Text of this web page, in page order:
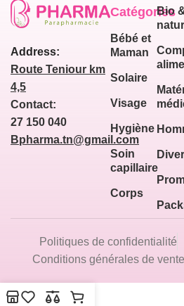
Address:
Route Teniour km
4,5
Contact:
27 150 040
Bpharma.tn@gmail.com
Catégories
Bébé et
Maman
Solaire
Visage
Hygiène
Soin
capillaire
Corps
Bio
Politiques de confidentialité
Conditions générales de vente